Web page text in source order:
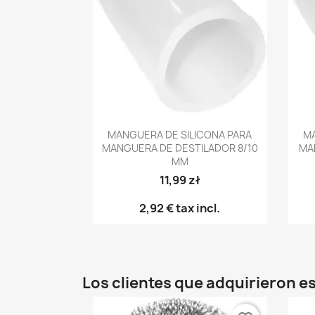
Vista rápida
MANGUERA DE SILICONA PARA
MANGUERA DE DESTILADOR 8/10
MM
11,99 zł
2,92 €tax incl.
Los clientes que adquirieron